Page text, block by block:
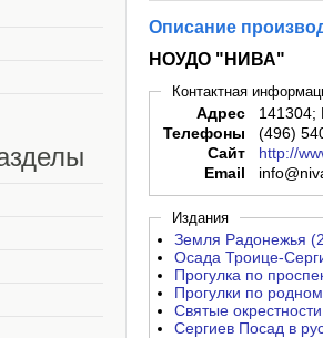
Описание
НОУДО "НИВА"
Контактная
Адрес
141304;
Телефоны
(496)
Сайт
http://
Email
Издания
Земля Радонежья
Осада Троице-
Прогулка по
Прогулки по
Святые
Сергиев Посад в